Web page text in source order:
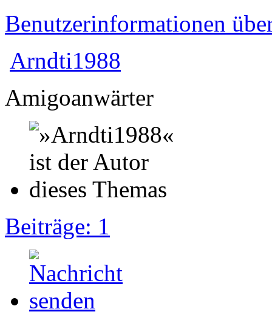
Benutzerinformationen
Arndti1988
Amigoanwärter
Beiträge: 1